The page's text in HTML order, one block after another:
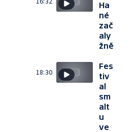
Ha
né
zač
aly
žně
18:30
Fes
tiv
al
sm
alt
u
ve